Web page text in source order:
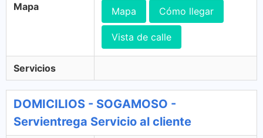
Mapa Mapa Cómo llegar
Vista de calle
Servicios
DOMICILIOS - SOGAMOSO -
Servientrega Servicio al cliente